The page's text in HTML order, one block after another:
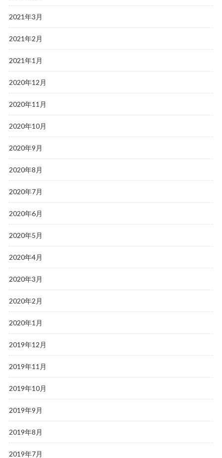
2021年3月
2021年2月
2021年1月
2020年12月
2020年11月
2020年10月
2020年9月
2020年8月
2020年7月
2020年6月
2020年5月
2020年4月
2020年3月
2020年2月
2020年1月
2019年12月
2019年11月
2019年10月
2019年9月
2019年8月
2019年7月